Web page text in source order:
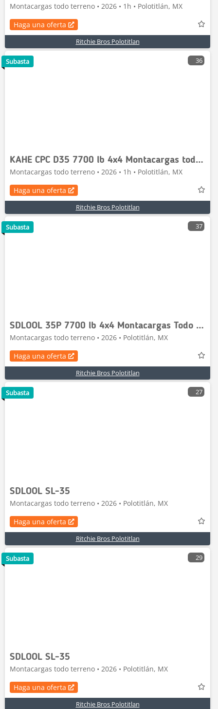
Montacargas todo terreno • 2026 • 1h • Polotitlán, MX
Haga una oferta
Ritchie Bros Polotitlan
36
KAHE CPC D35 7700 lb 4x4 Montacargas todo Terreno
Montacargas todo terreno • 2026 • 1h • Polotitlán, MX
Haga una oferta
Ritchie Bros Polotitlan
Subasta
37
SDLOOL 35P 7700 lb 4x4 Montacargas Todo Terreno (S
Montacargas todo terreno • 2026 • Polotitlán, MX
Haga una oferta
Ritchie Bros Polotitlan
Subasta
27
SDLOOL SL-35
Montacargas todo terreno • 2026 • Polotitlán, MX
Haga una oferta
Ritchie Bros Polotitlan
Subasta
29
SDLOOL SL-35
Montacargas todo terreno • 2026 • Polotitlán, MX
Haga una oferta
Ritchie Bros Polotitlan
Subasta